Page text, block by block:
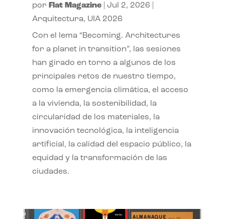
por Flat Magazine| Jul 2, 2026
Arquitectura, UIA 2026
Con el lema “Becoming. Architectures
for a planet in transition”, las sesiones
han girado en torno a algunos de los
principales retos de nuestro tiempo,
como la emergencia climática, el acceso
a la vivienda, la sostenibilidad, la
circularidad de los materiales, la
innovación tecnológica, la inteligencia
artificial, la calidad del espacio público, la
equidad y la transformación de las
ciudades.